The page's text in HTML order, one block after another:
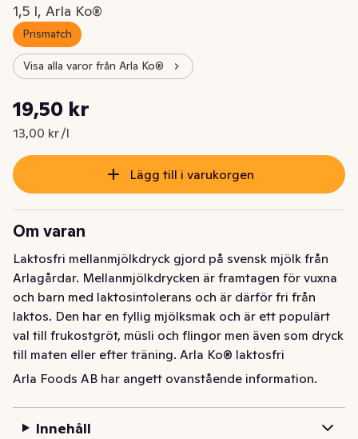
1,5 l, Arla Ko®
Prismatch
Visa alla varor från Arla Ko®
Nuvarande pris är: 19,50 kr
19,50 kr
13,00 kr /l
Styckpris: 13,00 kr /l
Lägg till i varukorgen
Om varan
Laktosfri mellanmjölkdryck gjord på svensk mjölk från
Arlagårdar. Mellanmjölkdrycken är framtagen för vuxna
och barn med laktosintolerans och är därför fri från
laktos. Den har en fyllig mjölksmak och är ett populärt
val till frukostgröt, müsli och flingor men även som dryck
till maten eller efter träning. Arla Ko® laktosfri
mellanmjölkdryck är en naturlig källa till bland annat
muskeluppbyggnad och kalcium behövs för att
bibehålla en normal benstomme. Varumärket  Arla Ko®
Arla Foods AB har angett ovanstående information.
Innehåll